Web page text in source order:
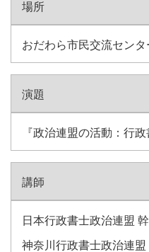
場所
おだわら市民交流セン
演題
『政治連盟の活動：行
講師
日本行政書士政治連盟
神奈川行政書士政治連盟